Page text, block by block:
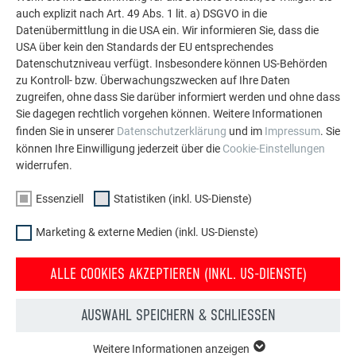
MEHR REFERENZEN ANSEHEN
auch explizit nach Art. 49 Abs. 1 lit. a) DSGVO in die
Datenübermittlung in die USA ein. Wir informieren Sie, dass die
USA über kein den Standards der EU entsprechendes
Datenschutzniveau verfügt. Insbesondere können US-Behörden
zu Kontroll- bzw. Überwachungszwecken auf Ihre Daten
zugreifen, ohne dass Sie darüber informiert werden und ohne dass
Sie dagegen rechtlich vorgehen können. Weitere Informationen
finden Sie in unserer Datenschutzerklärung und im Impressum. Sie
können Ihre Einwilligung jederzeit über die Cookie-Einstellungen
widerrufen.
Essenziell Statistiken (inkl. US-Dienste)
Marketing & externe Medien (inkl. US-Dienste)
ALLE COOKIES AKZEPTIEREN (INKL. US-DIENSTE)
AUSWAHL SPEICHERN & SCHLIESSEN
Weitere Informationen anzeigen